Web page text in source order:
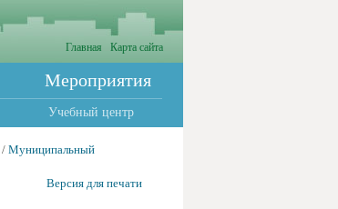
Главная Карта сайта
Мероприятия
Учебный центр
/ Муниципальный
Версия для печати